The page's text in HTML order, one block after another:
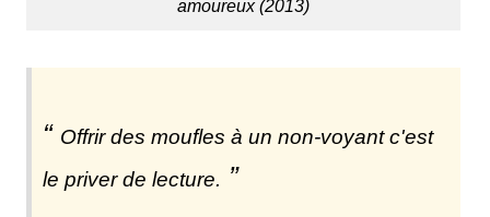
amoureux (2013)
Offrir des moufles à un non-voyant c'est
le priver de lecture.